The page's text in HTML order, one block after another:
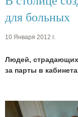
для больных
10 Января 2012 г.
Людей,
за парты в